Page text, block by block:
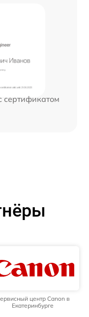
сертификатом
центр Canon в
Екатеринбурге